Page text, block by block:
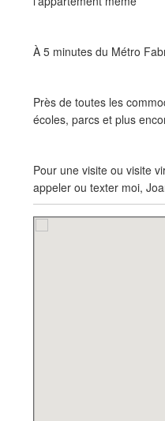
À 5 minutes du Métro
Près de toutes les
écoles, parcs et plus
Pour une visite ou visite
appeler ou texter moi,